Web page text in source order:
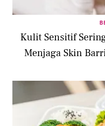
Kulit Sensitif
Menjaga Skin